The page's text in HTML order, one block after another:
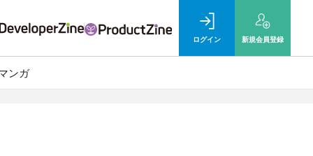
ログイン 新規会員登録
ンガ